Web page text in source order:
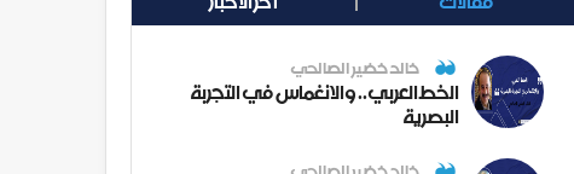
خالد خضير الصالحي
الخط العربي.. والانغماس في التجربة
البصرية